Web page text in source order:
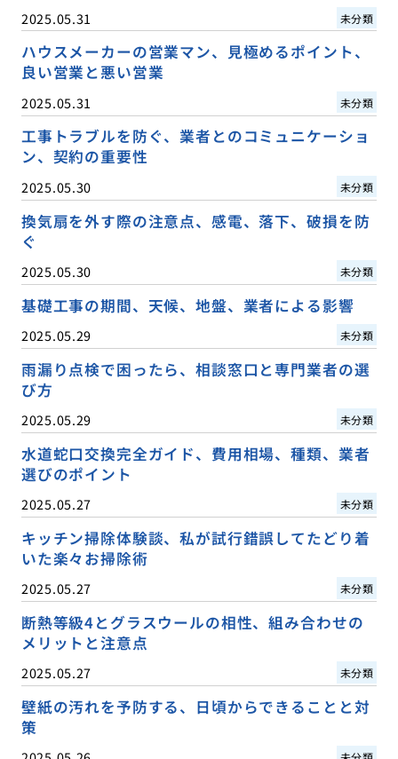
2025.05.31 未分類
ハウスメーカーの営業マン、見極めるポイント、
良い営業と悪い営業
2025.05.31 未分類
工事トラブルを防ぐ、業者とのコミュニケーショ
ン、契約の重要性
2025.05.30 未分類
換気扇を外す際の注意点、感電、落下、破損を防
ぐ
2025.05.30 未分類
基礎工事の期間、天候、地盤、業者による影響
2025.05.29 未分類
雨漏り点検で困ったら、相談窓口と専門業者の選
び方
2025.05.29 未分類
水道蛇口交換完全ガイド、費用相場、種類、業者
選びのポイント
2025.05.27 未分類
キッチン掃除体験談、私が試行錯誤してたどり着
いた楽々お掃除術
2025.05.27 未分類
断熱等級4とグラスウールの相性、組み合わせの
メリットと注意点
2025.05.27 未分類
壁紙の汚れを予防する、日頃からできることと対
策